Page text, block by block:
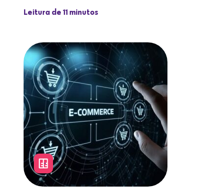
Leitura de 11 minutos